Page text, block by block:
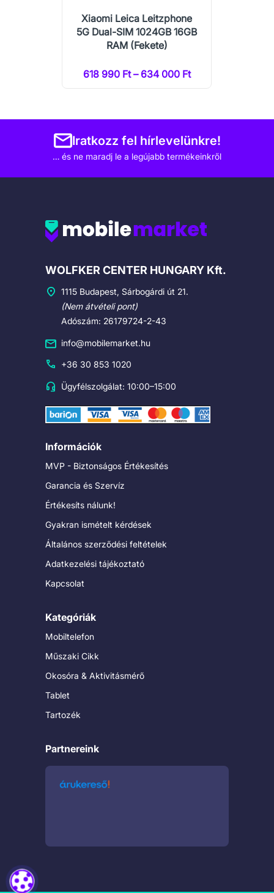
Xiaomi Leica Leitzphone
5G Dual-SIM 1024GB 16GB
RAM (Fekete)
618 990 Ft – 634 000 Ft
Iratkozz fel hírlevelünkre!
… és ne maradj le a legújabb termékeinkről
Cégadatok
WOLFKER CENTER HUNGARY Kft.
1115 Budapest, Sárbogárdi út 21.
(Nem átvételi pont)
Adószám: 26179724-2-43
info@mobilemarket.hu
+36 30 853 1020
Ügyfélszolgálat: 10:00–15:00
Információk
MVP - Biztonságos Értékesítés
Garancia és Szervíz
Értékesíts nálunk!
Gyakran ismételt kérdések
Általános szerződési feltételek
Adatkezelési tájékoztató
Kapcsolat
Kategóriák
Mobiltelefon
Műszaki Cikk
Okosóra & Aktivitásmérő
Tablet
Tartozék
Partnereink